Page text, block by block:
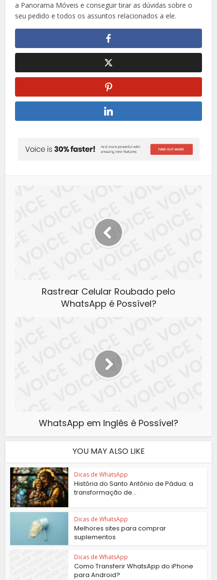
a Panorama Móveis e conseguir tirar as dúvidas sobre o
seu pedido e todos os assuntos relacionados a ele.
Rastrear Celular Roubado pelo
WhatsApp é Possível?
WhatsApp em Inglês é Possível?
YOU MAY ALSO LIKE
Dicas de WhatsApp
História do Santo Antônio de Pádua: a
transformação de...
Dicas de WhatsApp
Melhores sites para comprar
suplementos
Dicas de WhatsApp
Como Transferir WhatsApp do iPhone
para Android?